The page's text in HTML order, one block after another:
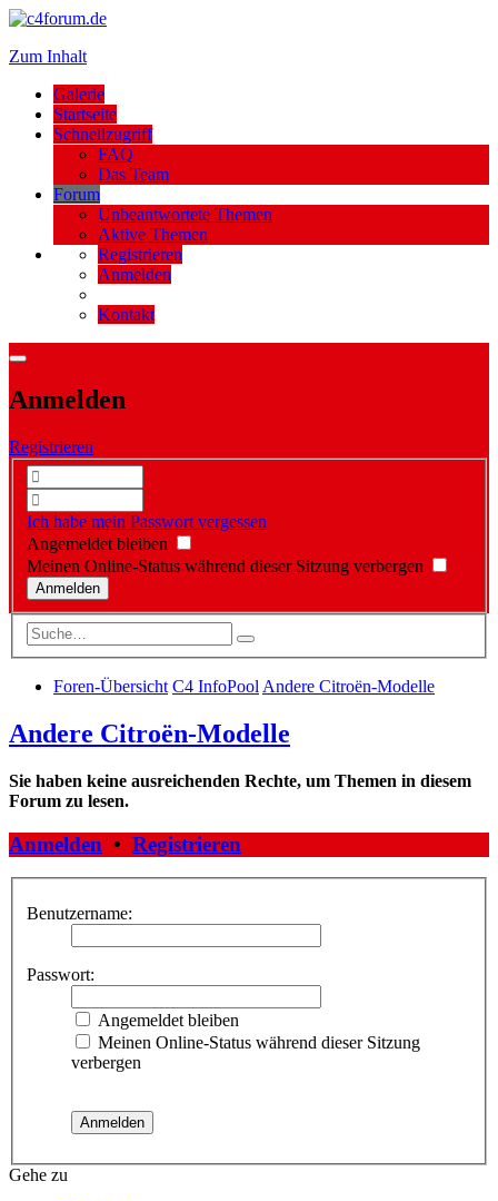
Zum Inhalt
Galerie
Startseite
Schnellzugriff
FAQ
Das Team
Forum
Unbeantwortete Themen
Aktive Themen
Registrieren
Anmelden
Kontakt
Anmelden
Registrieren
Ich habe mein Passwort vergessen
Angemeldet bleiben
Meinen Online-Status während dieser Sitzung verbergen
Foren-Übersicht C4 InfoPool Andere Citroën-Modelle
Andere Citroën-Modelle
Sie haben keine ausreichenden Rechte, um Themen in diesem
Forum zu lesen.
Anmelden • Registrieren
Benutzername:
Passwort:
Angemeldet bleiben
Meinen Online-Status während dieser Sitzung
verbergen
Gehe zu